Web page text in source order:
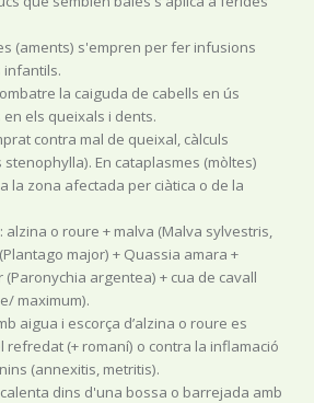
(aments) s'empren per fer infusions
infantils.
la caiguda de cabells en ús
els queixals i dents.
contra mal de queixal, càlculs
En cataplasmes (mòltes)
la zona afectada per ciàtica o de la
alzina o roure + malva (Malva sylvestris,
major) + Quassia amara +
argentea) + cua de cavall
maximum).
aigua i escorça d’alzina o roure es
refredat (+ romaní) o contra la inflamació
(annexitis, metritis).
dins d'una bossa o barrejada amb